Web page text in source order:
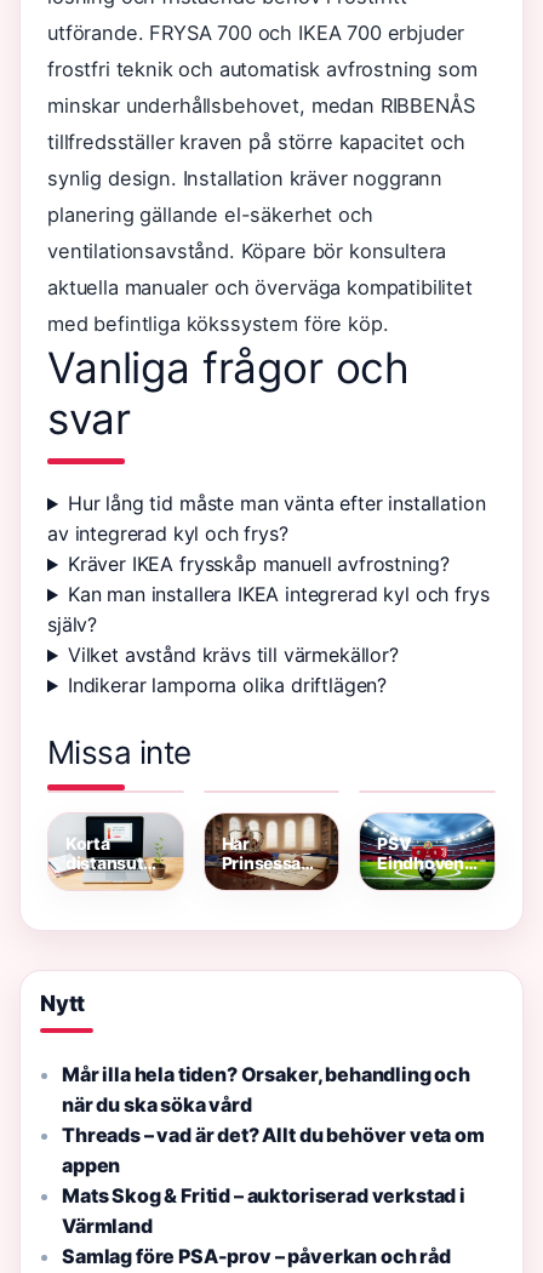
utförande. FRYSA 700 och IKEA 700 erbjuder
frostfri teknik och automatisk avfrostning som
minskar underhållsbehovet, medan RIBBENÅS
tillfredsställer kraven på större kapacitet och
synlig design. Installation kräver noggrann
planering gällande el-säkerhet och
ventilationsavstånd. Köpare bör konsultera
aktuella manualer och överväga kompatibilitet
med befintliga kökssystem före köp.
Vanliga frågor och
svar
Hur lång tid måste man vänta efter installation
av integrerad kyl och frys?
Kräver IKEA frysskåp manuell avfrostning?
Kan man installera IKEA integrerad kyl och frys
själv?
Vilket avstånd krävs till värmekällor?
Indikerar lamporna olika driftlägen?
Missa inte
När kan man
godkänna
deklarationen
Arv och
Samhällsinblick
aktiviteter
och
sevärdheter
Korta
distansutbildningar
som ger
Har
Prinsessan
Estelle
PSV
Eindhoven
mot
Nytt
Mår illa hela tiden? Orsaker, behandling och
när du ska söka vård
Threads – vad är det? Allt du behöver veta om
appen
Mats Skog & Fritid – auktoriserad verkstad i
Värmland
Samlag före PSA-prov – påverkan och råd